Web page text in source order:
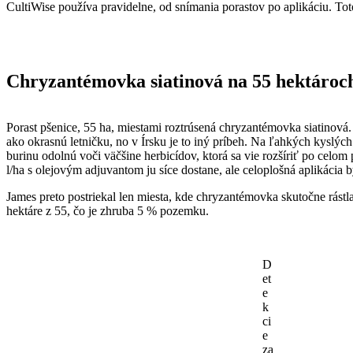
CultiWise používa pravidelne, od snímania porastov po aplikáciu.
Chryzantémovka siatinová na 55
Porast pšenice, 55 ha, miestami roztrúsená chryzantémovka
ako okrasnú letničku, no v Írsku je to iný príbeh. Na ľahkých
burinu odolnú voči väčšine herbicídov, ktorá sa vie rozšíriť po
l/ha s olejovým adjuvantom ju síce dostane, ale celoplošná aplikácia
James preto postriekal len miesta, kde chryzantémovka skutočne
hektáre z 55, čo je zhruba 5 % pozemku.
D
et
e
k
ci
e
za